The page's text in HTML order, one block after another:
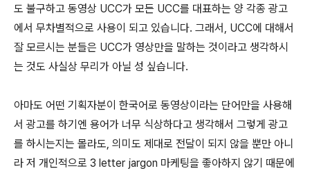
도 불구하고 동영상 UCC가 모든 UCC를 대표하는 양 각종 광고
에서 무차별적으로 사용이 되고 있습니다. 그래서, UCC에 대해서
잘 모르시는 분들은 UCC가 영상만을 말하는 것이라고 생각하시
는 것도 사실상 무리가 아닐 성 싶습니다.
아마도 어떤 기획자분이 한국어로 동영상이라는 단어만을 사용해
서 광고를 하기엔 용어가 너무 식상하다고 생각해서 그렇게 광고
를 하시는지는 몰라도, 의미도 제대로 전달이 되지 않을 뿐만 아니
라 저 개인적으로 3 letter jargon 마케팅을 좋아하지 않기 때문에